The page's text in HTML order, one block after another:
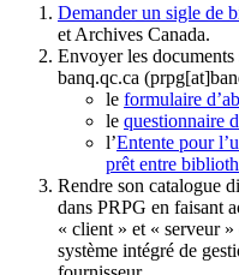
Demander un sigle de
et Archives Canada.
Envoyer les
banq.qc.ca
le formulaire
le questionnaire
l’Entente pour
prêt entre
Rendre son catalogue
dans PRPG en faisant
« client » et « serveur
système intégré de